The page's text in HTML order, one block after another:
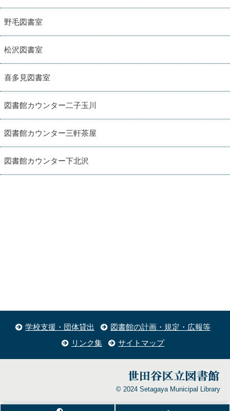
野毛図書室
松沢図書室
喜多見図書室
図書館カウンター二子玉川
図書館カウンター三軒茶屋
図書館カウンター下北沢
学校支援・団体貸出
図書館の計画・規定・広報等
リンク集
サイトマップ
© 2024 Setagaya Municipal Library